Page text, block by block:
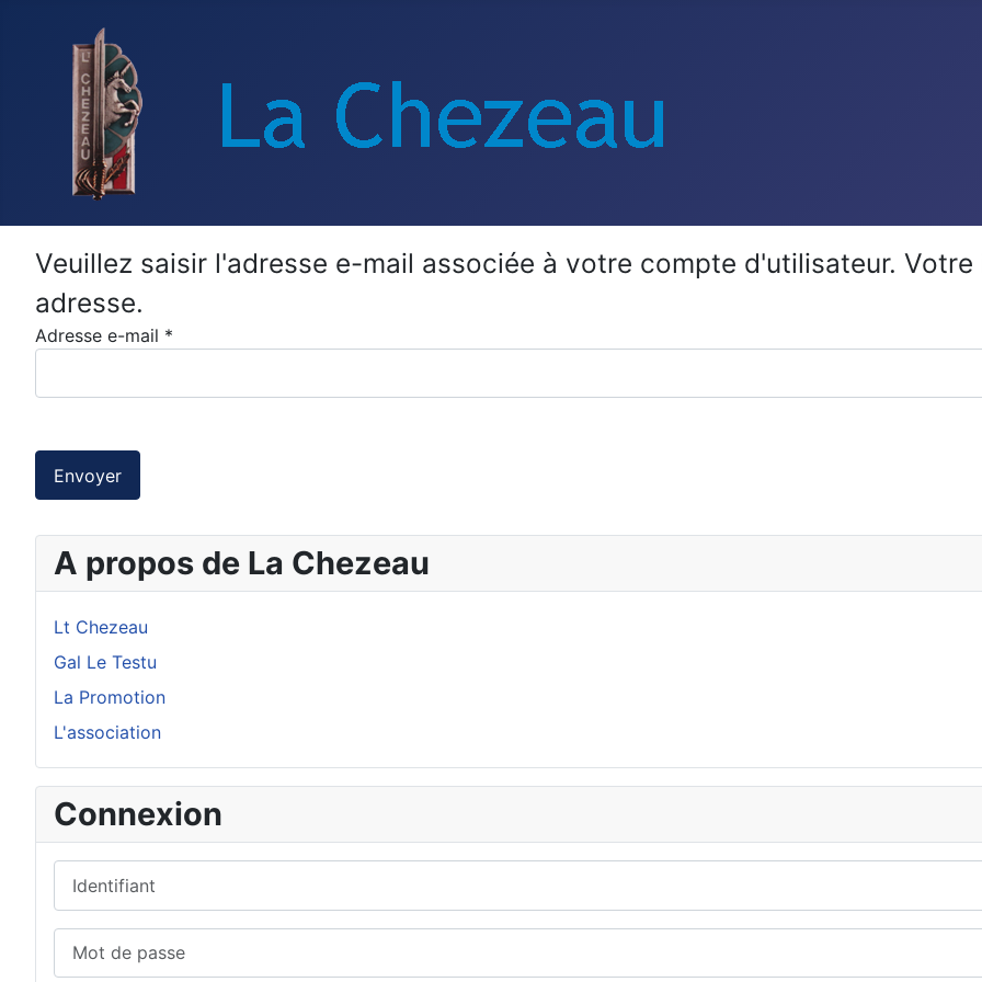
Veuillez saisir l'adresse e-mail associée à votre compte d'utilisateur.
adresse.
Adresse e-mail *
Envoyer
A propos de La Chezeau
Lt Chezeau
Gal Le Testu
La Promotion
L'association
Connexion